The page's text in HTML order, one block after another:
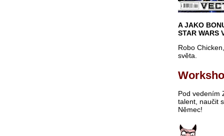
A JAKO
STAR WARS
Robo
světa.
Pod vedením
talent, naučit
Němec!